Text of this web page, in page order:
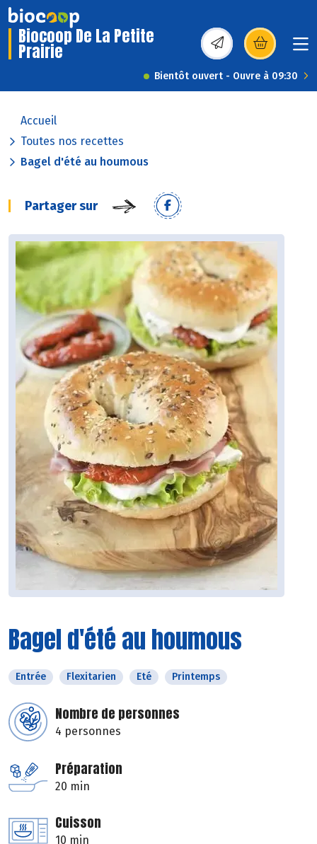
Biocoop De La Petite
Prairie (s’ouvre dans une
Bientôt ouvert - Ouvre à 09:30
Accueil
Toutes nos recettes
Bagel d'été au houmous
Partager sur
Bagel d'été au houmous
Entrée Flexitarien Eté Printemps
Nombre de personnes
4 personnes
Préparation
20 min
Cuisson
10 min